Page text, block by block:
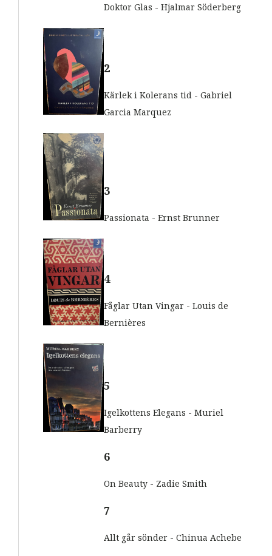
Doktor Glas - Hjalmar Söderberg
2
Kärlek i Kolerans tid - Gabriel
Garcia Marquez
3
Passionata - Ernst Brunner
4
Fåglar Utan Vingar - Louis de
Bernières
5
Igelkottens Elegans - Muriel
Barberry
6
On Beauty - Zadie Smith
7
Allt går sönder - Chinua Achebe